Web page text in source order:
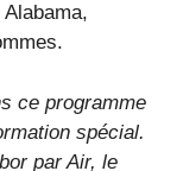
Alabama,
ce programme
spécial.
par Air, le